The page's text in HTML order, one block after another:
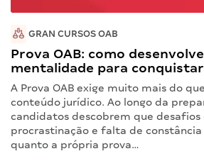
GRAN CURSOS OAB
Prova OAB: como
mentalidade para
A Prova OAB exige muito mais do
conteúdo jurídico. Ao longo da
candidatos descobrem que desafios
procrastinação e falta de
quanto a própria prova…